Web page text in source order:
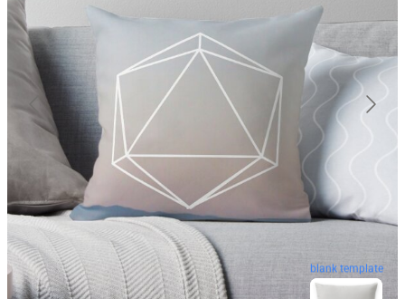
blank template